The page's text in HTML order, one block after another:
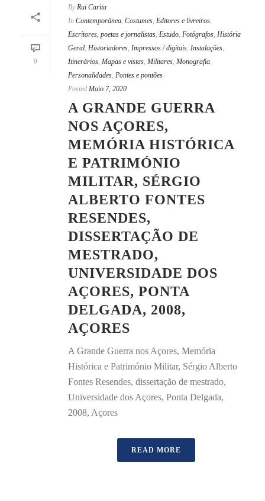
0
By Rui Carita
In Contemporânea, Costumes, Editores e livreiros,
Escritores, poetas e jornalistas, Estudo, Fotógrafos, História
Geral, Historiadores, Impressos / digitais, Instalações,
Itinerários, Mapas e vistas, Militares, Monografia,
Personalidades, Pontes e pontões
Posted Maio 7, 2020
A GRANDE GUERRA
NOS AÇORES,
MEMÓRIA HISTÓRICA
E PATRIMÓNIO
MILITAR, SÉRGIO
ALBERTO FONTES
RESENDES,
DISSERTAÇÃO DE
MESTRADO,
UNIVERSIDADE DOS
AÇORES, PONTA
DELGADA, 2008,
AÇORES
A Grande Guerra nos Açores, Memória
Histórica e Património Militar, Sérgio Alberto
Fontes Resendes, dissertação de mestrado,
Universidade dos Açores, Ponta Delgada,
2008, Açores
READ MORE